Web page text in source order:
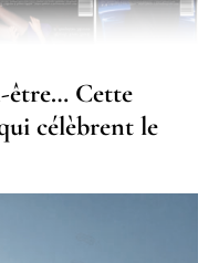
être… Cette
célèbrent le